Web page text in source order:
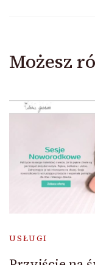
Możesz
USŁUGI